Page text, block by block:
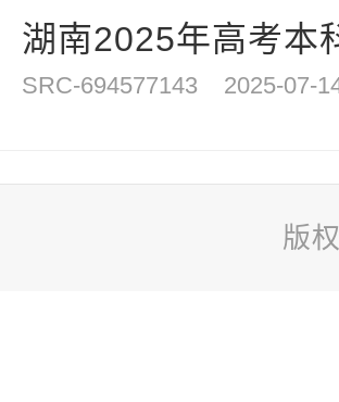
湖南2025年高考本
SRC-694577143 2025-07-
版